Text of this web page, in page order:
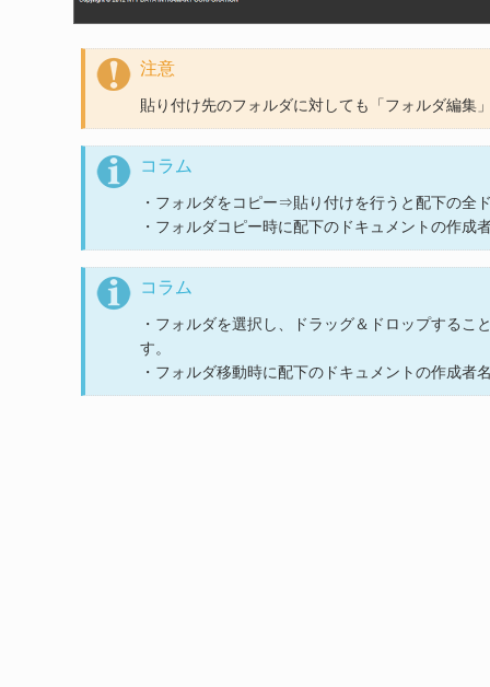
注意
貼り付け先のフォルダに対しても「フォルダ編集
コラム
・フォルダをコピー⇒貼り付けを行うと配下の全
・フォルダコピー時に配下のドキュメントの作
コラム
・フォルダを選択し、ドラッグ＆ドロップする
す。
・フォルダ移動時に配下のドキュメントの作成